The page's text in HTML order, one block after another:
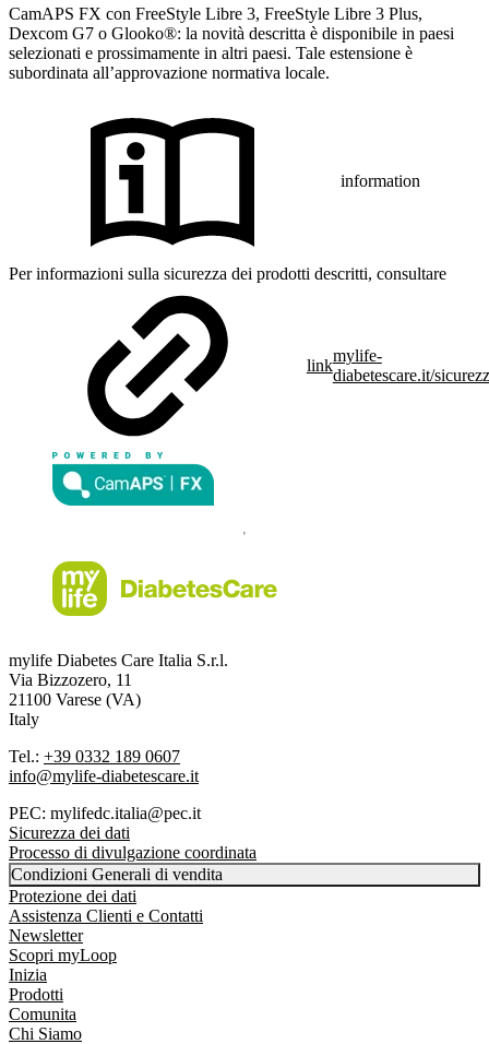
CamAPS FX con FreeStyle Libre 3, FreeStyle Libre 3 Plus,
Dexcom G7 o Glooko®: la novità descritta è disponibile in paesi
selezionati e prossimamente in altri paesi. Tale estensione è
subordinata all’approvazione normativa locale.
information
Per informazioni sulla sicurezza dei prodotti descritti, consultare
link
mylife-
diabetescare.it/
mylife Diabetes Care Italia S.r.l.
Via Bizzozero, 11
21100 Varese (VA)
Italy
Tel.: +39 0332 189 0607
info@mylife-diabetescare.it
PEC: mylifedc.italia@pec.it
Sicurezza dei dati
Processo di divulgazione coordinata
Condizioni Generali di vendita
Protezione dei dati
Assistenza Clienti e Contatti
Newsletter
Scopri myLoop
Inizia
Prodotti
Comunita
Chi Siamo